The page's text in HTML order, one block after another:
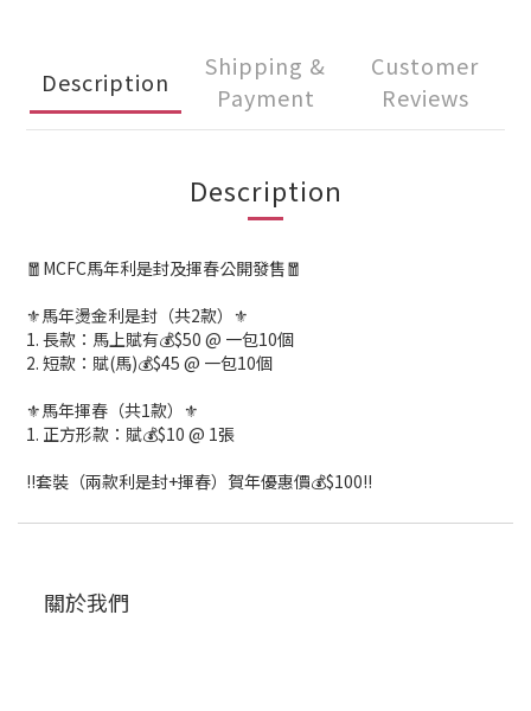
Description
Shipping &
Payment
Customer
Reviews
Description
🧧MCFC馬年利是封及揮春公開發售🧧
⚜️馬年燙金利是封（共2款）⚜️
1. 長款：馬上賦有💰$50 @ 一包10個
2. 短款：賦(馬)💰$45 @ 一包10個
⚜️馬年揮春（共1款）⚜️
1. 正方形款：賦💰$10 @ 1張
‼️套裝（兩款利是封+揮春）賀年優惠價💰$100‼️
關於我們